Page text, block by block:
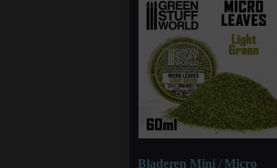
Bladeren Mini / Micro